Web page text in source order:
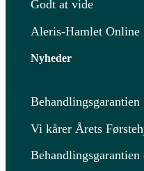
Godt at vide
Aleris-Hamlet Online
Nyheder
Behandlingsgarantien
Vi kårer Årets
Behandlingsgarantien